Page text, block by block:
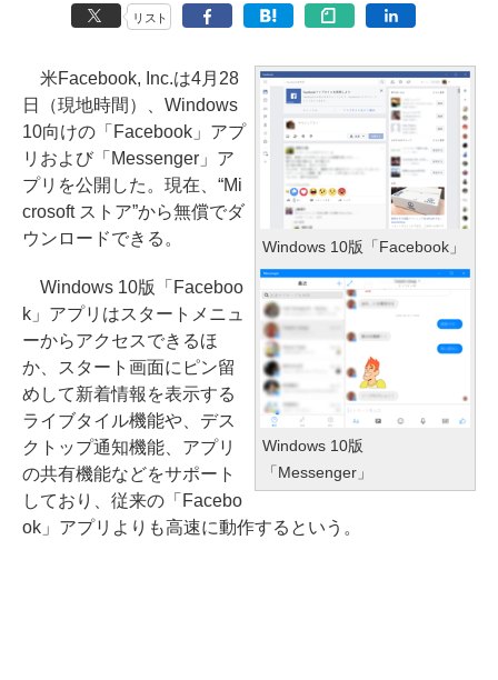
リスト
Windows 10版「Facebook」
Windows 10版
「Messenger」
米Facebook, Inc.は4月28
日（現地時間）、Windows
10向けの「Facebook」アプ
リおよび「Messenger」ア
プリを公開した。現在、“Mi
crosoft ストア”から無償でダ
ウンロードできる。
Windows 10版「Faceboo
k」アプリはスタートメニュ
ーからアクセスできるほ
か、スタート画面にピン留
めして新着情報を表示する
ライブタイル機能や、デス
クトップ通知機能、アプリ
の共有機能などをサポート
しており、従来の「Facebo
ok」アプリよりも高速に動作するという。